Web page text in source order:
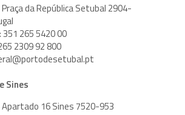
Praça da República Setubal 2904-
265 5420 00
2309 92 800
Sines
Apartado 16 Sines 7520-953